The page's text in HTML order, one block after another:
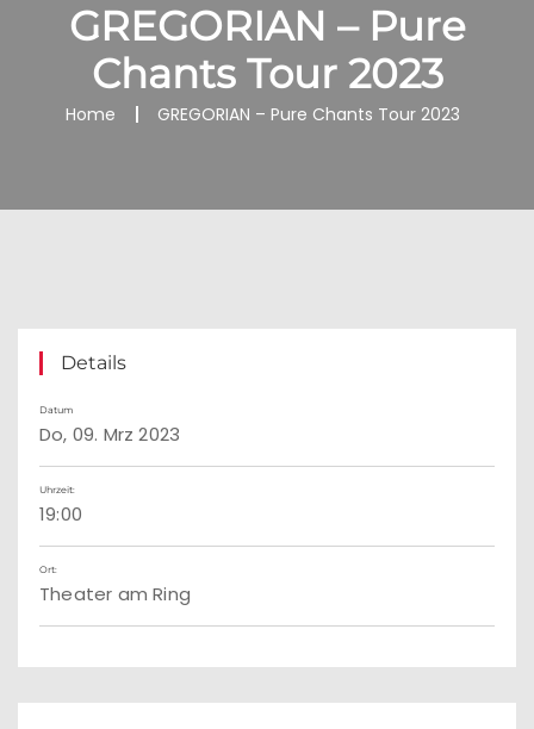
GREGORIAN – Pure
Chants Tour 2023
Home GREGORIAN – Pure Chants Tour 2023
Details
Datum
Do, 09. Mrz 2023
Uhrzeit:
19:00
Ort:
Theater am Ring